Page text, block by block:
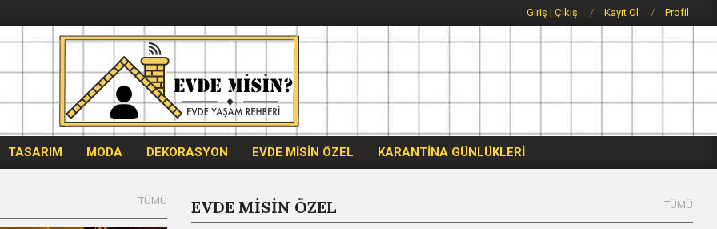
Giriş | Çıkış Kayıt Ol Profil
Evdemisin.com
TASARIM MODA DEKORASYON EVDE MİSİN ÖZEL KARANTİNA GÜNLÜKLERİ
EVDE MİSİN ÖZEL